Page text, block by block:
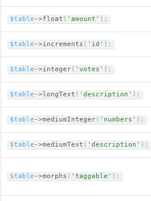
$table ->float ( 'amount' ) ;
$table ->increments ( 'id' ) ;
$table ->integer( 'votes' ) ;
$table ->longText ( 'description' ) ;
$table ->mediumInteger( 'numbers' ) ;
$table ->mediumText ( 'description' ) ;
$table ->morphs ( 'taggable' ) ;